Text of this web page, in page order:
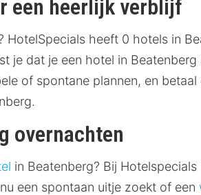
een heerlijk verblijf
HotelSpecials heeft 0 hotels in
je dat je een hotel in
of spontane plannen, en
overnachten
in Beatenberg? Bij
een spontaan uitje zoekt of een